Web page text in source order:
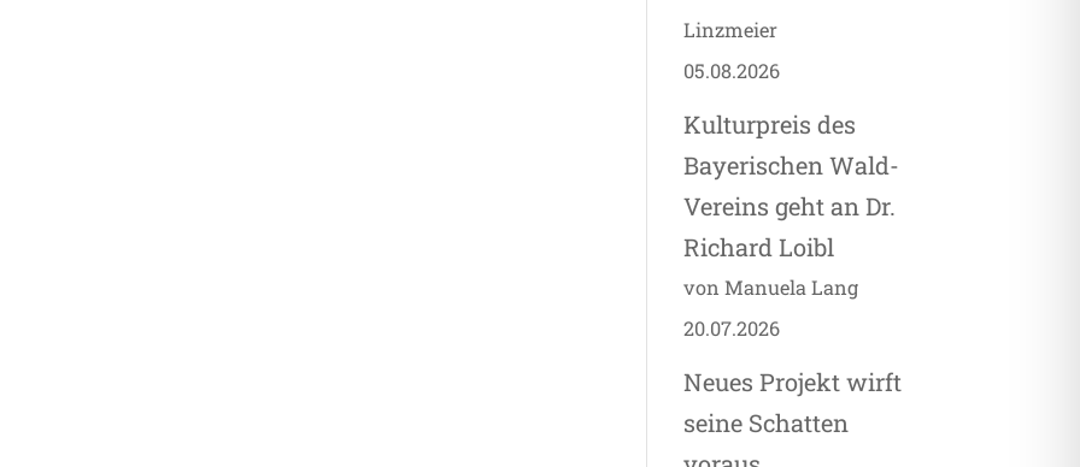
Linzmeier
05.08.2026
Kulturpreis des
Bayerischen Wald-
Vereins geht an Dr.
Richard Loibl
von Manuela Lang
20.07.2026
Neues Projekt wirft
seine Schatten